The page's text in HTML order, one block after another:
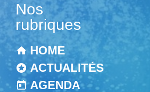
Nos
rubriques
HOME
ACTUALITÉS
AGENDA